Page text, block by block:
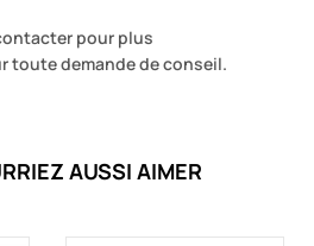
pour plus
toute demande de conseil.
AUSSI AIMER